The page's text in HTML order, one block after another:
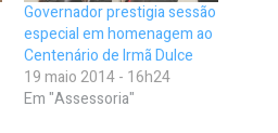
Governador prestigia sessão
especial em homenagem ao
Centenário de Irmã Dulce
19 maio 2014 - 16h24
Em "Assessoria"